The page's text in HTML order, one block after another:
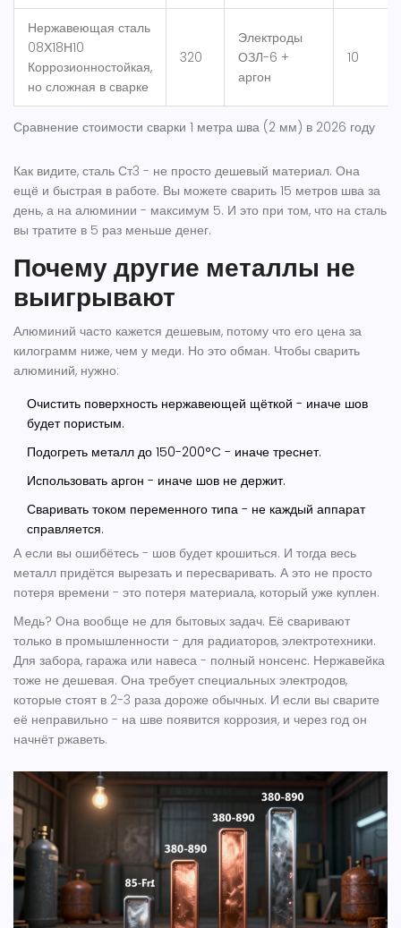
Сравнение стоимости сварки 1 метра шва (2 мм) в 2026 году
Нержавеющая сталь
08Х18Н10
Коррозионностойкая,
но сложная в сварке
320
Электроды
ОЗЛ-6 +
аргон
10
Как видите, сталь Ст3 - не просто дешевый материал. Она
ещё и быстрая в работе. Вы можете сварить 15 метров шва за
день, а на алюминии - максимум 5. И это при том, что на сталь
вы тратите в 5 раз меньше денег.
Почему другие металлы не
выигрывают
Алюминий часто кажется дешевым, потому что его цена за
килограмм ниже, чем у меди. Но это обман. Чтобы сварить
алюминий, нужно:
Очистить поверхность нержавеющей щёткой - иначе шов
будет пористым.
Подогреть металл до 150-200°C - иначе треснет.
Использовать аргон - иначе шов не держит.
Сваривать током переменного типа - не каждый аппарат
справляется.
А если вы ошибётесь - шов будет крошиться. И тогда весь
металл придётся вырезать и пересваривать. А это не просто
потеря времени - это потеря материала, который уже куплен.
Медь? Она вообще не для бытовых задач. Её сваривают
только в промышленности - для радиаторов, электротехники.
Для забора, гаража или навеса - полный нонсенс. Нержавейка
тоже не дешевая. Она требует специальных электродов,
которые стоят в 2-3 раза дороже обычных. И если вы сварите
её неправильно - на шве появится коррозия, и через год он
начнёт ржаветь.